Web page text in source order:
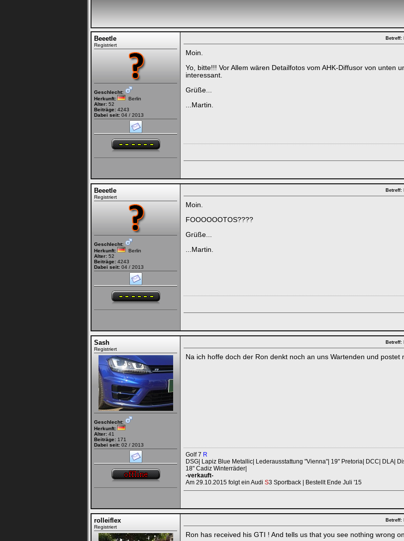
Beeetle
Registriert
Geschlecht:
Herkunft:
Berlin
Alter: 52
Beiträge: 4243
Dabei seit: 04 / 2013
Betreff:
Moin.
Yo, bitte!!! Vor Allem wären Detailfotos vom AHK-Diffusor von unten
interessant.
Grüße...
...Martin.
Beeetle
Registriert
Geschlecht:
Herkunft:
Berlin
Alter: 52
Beiträge: 4243
Dabei seit: 04 / 2013
Betreff:
Moin.
FOOOOOOTOS????
Grüße...
...Martin.
Sash
Registriert
Geschlecht:
Herkunft:
Alter: 41
Beiträge: 171
Dabei seit: 02 / 2013
Betreff:
Na ich hoffe doch der Ron denkt noch an uns Wartenden und postet
Golf 7 R
DSG| Lapiz Blue Metallic| Lederausstattung "Vienna"| 19" Pretoria| DCC| DLA|
18" Cadiz Winterräder|
-verkauft-
Am 29.10.2015 folgt ein Audi S3 Sportback | Bestellt Ende Juli '15
rolleiflex
Registriert
Betreff:
Ron has received his GTI ! And tells us that you see nothing wrong